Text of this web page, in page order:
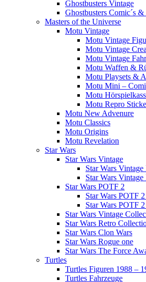
Ghostbusters Vintage
Ghostbusters Comic´s
Masters of the Universe
Motu Vintage
Motu Vintage
Motu Vintage
Motu Vintage
Motu Waffen &
Motu Playsets &
Motu Mini –
Motu
Motu Repro
Motu New Advenure
Motu Classics
Motu Origins
Motu Revelation
Star Wars
Star Wars Vintage
Star Wars Vintage
Star Wars
Star Wars POTF 2
Star Wars POTF
Star Wars POTF
Star Wars Vintage
Star Wars Retro
Star Wars Clon Wars
Star Wars Rogue one
Star Wars The Force
Turtles
Turtles Figuren 1988 –
Turtles Fahrzeuge